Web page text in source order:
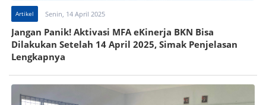
Artikel Senin, 14 April 2025
Jangan Panik! Aktivasi MFA eKinerja BKN Bisa
Dilakukan Setelah 14 April 2025, Simak Penjelasan
Lengkapnya